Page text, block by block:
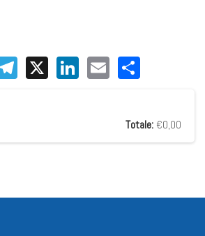
Telegram
X LinkedIn
Email
Totale: €0,00